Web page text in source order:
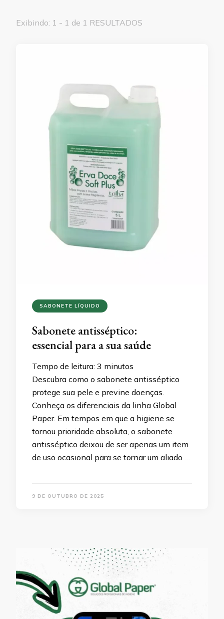
Exibindo: 1 - 1 de 1 RESULTADOS
SABONETE LÍQUIDO
Sabonete antisséptico:
essencial para a sua saúde
Tempo de leitura: 3 minutos
Descubra como o sabonete antisséptico
protege sua pele e previne doenças.
Conheça os diferenciais da linha Global
Paper. Em tempos em que a higiene se
tornou prioridade absoluta, o sabonete
antisséptico deixou de ser apenas um item
de uso ocasional para se tornar um aliado …
9 DE OUTUBRO DE 2025